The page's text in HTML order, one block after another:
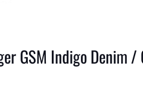
GSM Indigo Denim /